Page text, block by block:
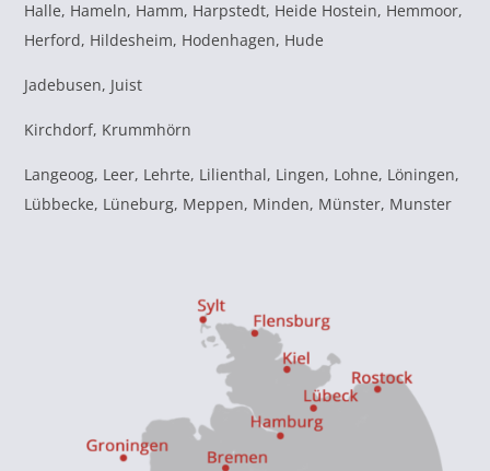
Halle, Hameln, Hamm, Harpstedt, Heide Hostein, Hemmoor,
Herford, Hildesheim, Hodenhagen, Hude
Jadebusen, Juist
Kirchdorf, Krummhörn
Langeoog, Leer, Lehrte, Lilienthal, Lingen, Lohne, Löningen,
Lübbecke, Lüneburg, Meppen, Minden, Münster, Munster